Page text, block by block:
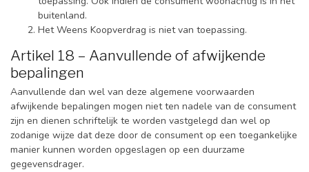
buitenland.
Het Weens Koopverdrag is niet van toepassing.
Artikel 18 – Aanvullende of afwijkende
bepalingen
Aanvullende dan wel van deze algemene voorwaarden
afwijkende bepalingen mogen niet ten nadele van de consument
zijn en dienen schriftelijk te worden vastgelegd dan wel op
zodanige wijze dat deze door de consument op een toegankelijke
manier kunnen worden opgeslagen op een duurzame
gegevensdrager.